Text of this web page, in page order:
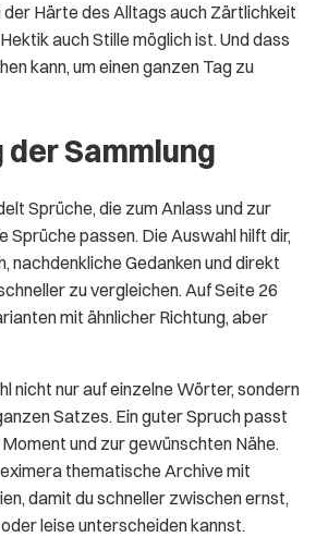
der Härte des Alltags auch Zärtlichkeit
auch Stille möglich ist. Und dass
kann, um einen ganzen Tag zu
der Sammlung
Sprüche, die zum Anlass und zur
Sprüche passen. Die Auswahl hilft dir,
nachdenkliche Gedanken und direkt
zu vergleichen. Auf Seite 26
mit ähnlicher Richtung, aber
nicht nur auf einzelne Wörter, sondern
Satzes. Ein guter Spruch passt
und zur gewünschten Nähe.
thematische Archive mit
damit du schneller zwischen ernst,
leise unterscheiden kannst.